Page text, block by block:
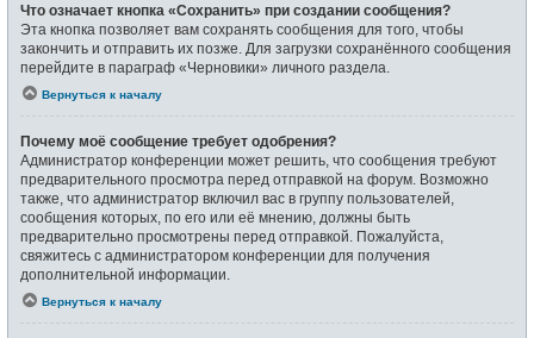
Что означает кнопка «Сохранить» при создании сообщения?
Эта кнопка позволяет вам сохранять сообщения для того, чтобы
закончить и отправить их позже. Для загрузки сохранённого сообщения
перейдите в параграф «Черновики» личного раздела.
Вернуться к началу
Почему моё сообщение требует одобрения?
Администратор конференции может решить, что сообщения требуют
предварительного просмотра перед отправкой на форум. Возможно
также, что администратор включил вас в группу пользователей,
сообщения которых, по его или её мнению, должны быть
предварительно просмотрены перед отправкой. Пожалуйста,
свяжитесь с администратором конференции для получения
дополнительной информации.
Вернуться к началу